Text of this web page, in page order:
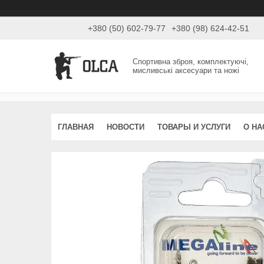
+380 (50) 602-79-77 +380 (98) 624-42-51
Спортивна зброя, комплектуючі,
мисливські аксесуари та ножі
ГЛАВНАЯ НОВОСТИ ТОВАРЫ И УСЛУГИ О